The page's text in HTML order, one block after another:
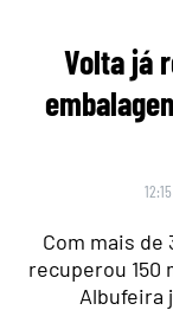
Volta já
Com mais
recuperou 150
Albufeira